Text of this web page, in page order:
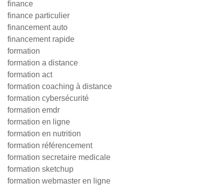
finance
finance particulier
financement auto
financement rapide
formation
formation a distance
formation act
formation coaching à distance
formation cybersécurité
formation emdr
formation en ligne
formation en nutrition
formation référencement
formation secretaire medicale
formation sketchup
formation webmaster en ligne